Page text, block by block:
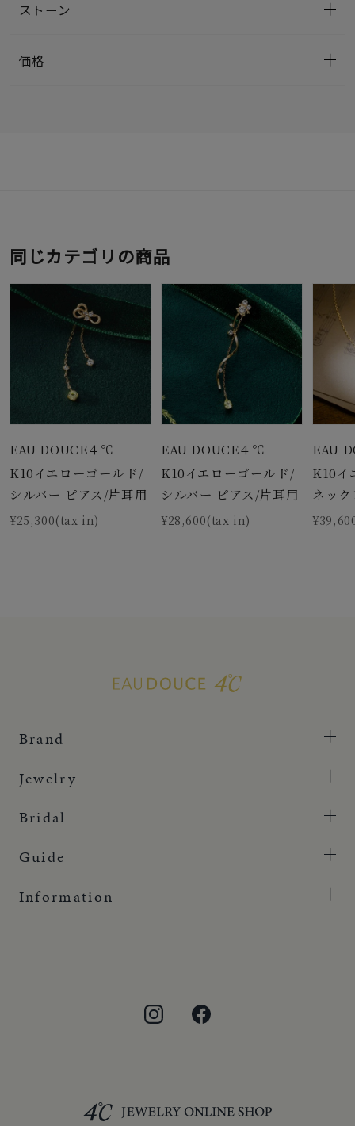
ストーン
価格
同じカテゴリの商品
EAU DOUCE４℃
K10イエローゴールド/
シルバー ピアス/片耳用
¥25,300(tax in)
EAU DOUCE４℃
K10イエローゴールド/
シルバー ピアス/片耳用
¥28,600(tax in)
EAU
K10イ
ネッ
Brand
Jewelry
Bridal
Guide
Information